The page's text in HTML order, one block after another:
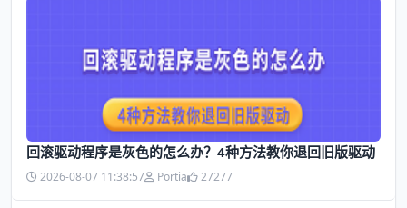
回滚驱动程序是灰色的怎么办？4种方法教你退回旧版驱动
2026-08-07 11:38:57 Portia 27277